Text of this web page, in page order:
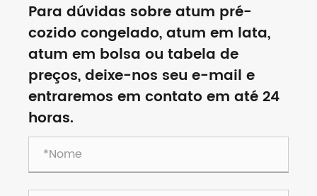
Para dúvidas sobre atum pré-
cozido congelado, atum em lata,
atum em bolsa ou tabela de
preços, deixe-nos seu e-mail e
entraremos em contato em até 24
horas.